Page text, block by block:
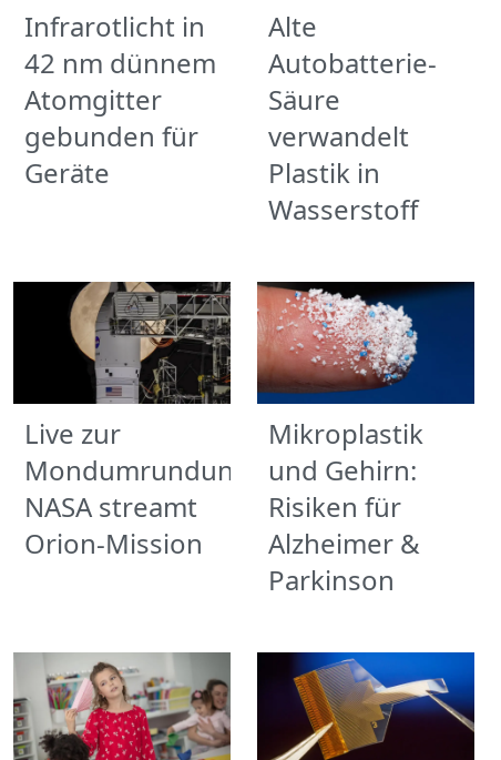
Infrarotlicht in
42 nm dünnem
Atomgitter
gebunden für
Geräte
Alte
Autobatterie-
Säure
verwandelt
Plastik in
Wasserstoff
Live zur
Mondumrundung:
NASA streamt
Orion-Mission
Mikroplastik
und Gehirn:
Risiken für
Alzheimer &
Parkinson